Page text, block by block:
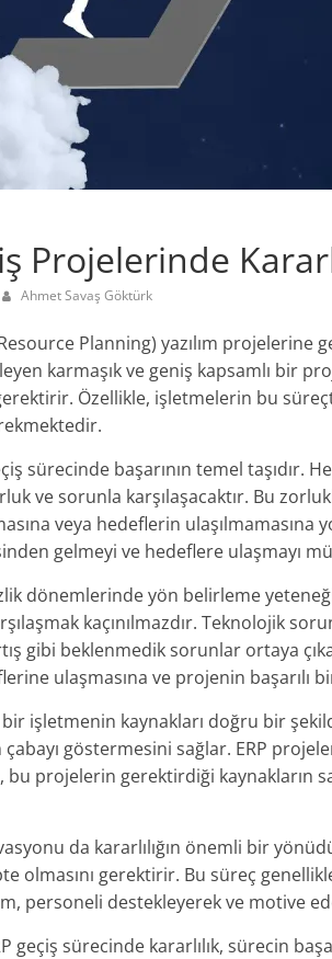
Projelerinde
Ahmet Savaş Göktürk
Planning) yazılım
karmaşık ve geniş kapsamlı bir
Özellikle, işletmelerin bu
sürecinde başarının temel taşıdır.
ve sorunla karşılaşacaktır. Bu
veya hedeflerin ulaşılmamasına
gelmeyi ve hedeflere ulaşmayı
dönemlerinde yön belirleme
kaçınılmazdır. Teknolojik
gibi beklenmedik sorunlar ortaya
ulaşmasına ve projenin başarılı
bir işletmenin kaynakları doğru bir
göstermesini sağlar. ERP
projelerin gerektirdiği kaynakların
da kararlılığın önemli bir
olmasını gerektirir. Bu süreç
personeli destekleyerek ve motive
geçiş sürecinde kararlılık, sürecin